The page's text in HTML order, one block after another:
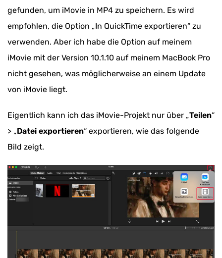
gefunden, um iMovie in MP4 zu speichern. Es wird
empfohlen, die Option „In QuickTime exportieren“ zu
verwenden. Aber ich habe die Option auf meinem
iMovie mit der Version 10.1.10 auf meinem MacBook Pro
nicht gesehen, was möglicherweise an einem Update
von iMovie liegt.
Eigentlich kann ich das iMovie-Projekt nur über „Teilen“
> „Datei exportieren“ exportieren, wie das folgende
Bild zeigt.